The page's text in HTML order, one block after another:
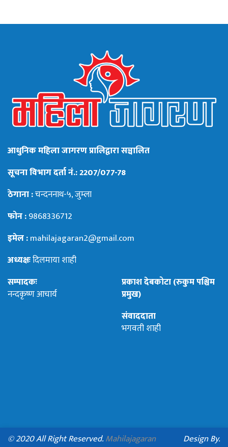
आधुनिक महिला जागरण प्रालिद्वारा सञ्चालित
सूचना विभाग दर्ता नं.: 2207/077-78
ठेगाना :चन्दननाथ-५, जुम्ला
फोन :9868336712
इमेल :mahilajagaran2@gmail.com
अध्यक्षःदिलमाया शाही
सम्पादकः
नन्दकृष्ण आचार्य
प्रकाश देबकोटा (रुकुम पश्चिम
प्रमुख)
संवाददाता
भगवती शाही
© 2020 All Right Reserved.Mahilajagaran
Design By.